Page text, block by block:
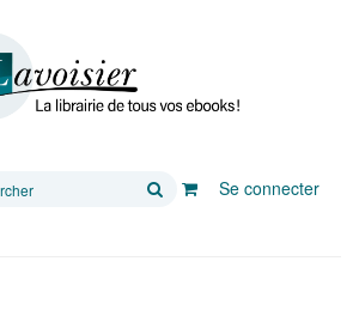
Rechercher
Se connecter